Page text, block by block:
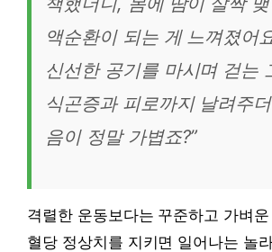
액순환이 되는 게 느껴졌어
신선한 공기를 마시며 걷는
식곤증과 피로까지 날려주
음이 정말 가볍죠?”
격렬한 운동보다는 꾸준하고 가벼
혈당 정상치를 지키면 일어나는 놀